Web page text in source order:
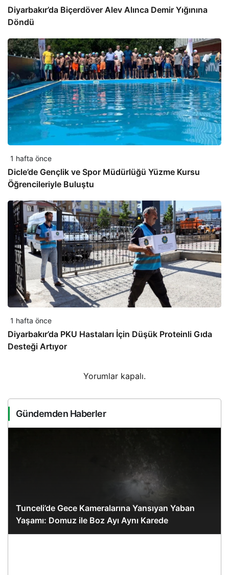
Diyarbakır’da Biçerdöver Alev Alınca Demir Yığınına
Döndü
1 hafta önce
Dicle’de Gençlik ve Spor Müdürlüğü Yüzme Kursu
Öğrencileriyle Buluştu
1 hafta önce
Diyarbakır’da PKU Hastaları İçin Düşük Proteinli Gıda
Desteği Artıyor
Yorumlar kapalı.
Gündemden Haberler
Tunceli’de Gece Kameralarına Yansıyan Yaban
Yaşamı: Domuz ile Boz Ayı Aynı Karede